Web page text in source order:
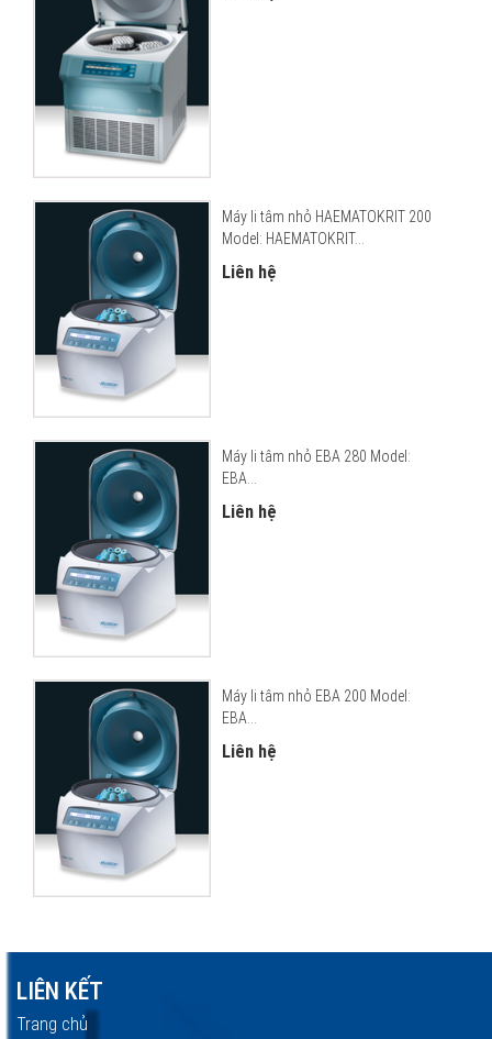
Máy li tâm nhỏ HAEMATOKRIT 200
Model: HAEMATOKRIT...
Liên hệ
Máy li tâm nhỏ EBA 280 Model:
EBA...
Liên hệ
Máy li tâm nhỏ EBA 200 Model:
EBA...
Liên hệ
LIÊN KẾT
Trang chủ